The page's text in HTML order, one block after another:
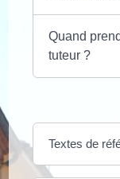
Quand
tuteur ?
Textes de